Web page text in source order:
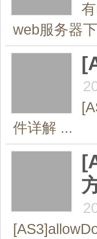
web服务器
件详解 ...